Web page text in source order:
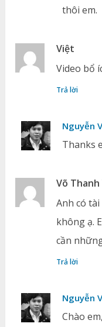
thôi em.
Việt
Video bổ
Trả lời
Nguyễn
Thanks
Võ Thanh
Anh có
không ạ.
cần
Trả lời
Nguyễn
Chào em,